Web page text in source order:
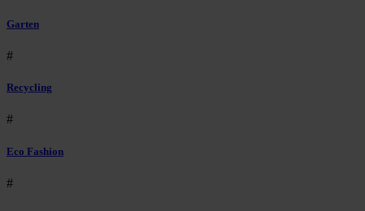
Garten
#
Recycling
#
Eco Fashion
#